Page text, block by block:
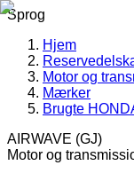
Sprog
Hjem
Motor og
Mærker
Brugte
AIRWAVE (GJ)
Motor og